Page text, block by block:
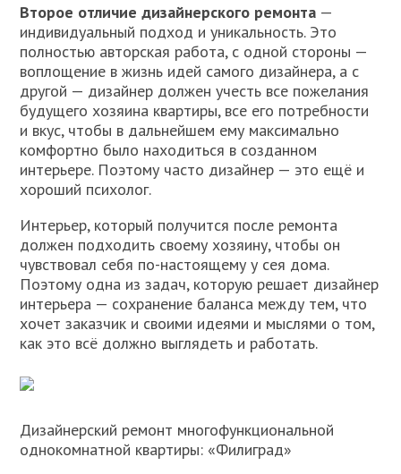
Второе отличие дизайнерского ремонта —
индивидуальный подход и уникальность. Это
полностью авторская работа, с одной стороны —
воплощение в жизнь идей самого дизайнера, а с
другой — дизайнер должен учесть все пожелания
будущего хозяина квартиры, все его потребности
и вкус, чтобы в дальнейшем ему максимально
комфортно было находиться в созданном
интерьере. Поэтому часто дизайнер — это ещё и
хороший психолог.
Интерьер, который получится после ремонта
должен подходить своему хозяину, чтобы он
чувствовал себя по-настоящему у сея дома.
Поэтому одна из задач, которую решает дизайнер
интерьера — сохранение баланса между тем, что
хочет заказчик и своими идеями и мыслями о том,
как это всё должно выглядеть и работать.
Дизайнерский ремонт многофункциональной
однокомнатной квартиры: «Филиград»